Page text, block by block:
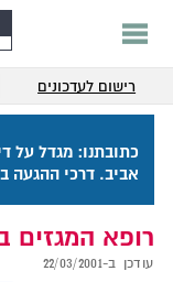
רישום לעדכונים
אביב. דרכי ההגעה
רופא המגזים
עודכן ב-22/03/2001